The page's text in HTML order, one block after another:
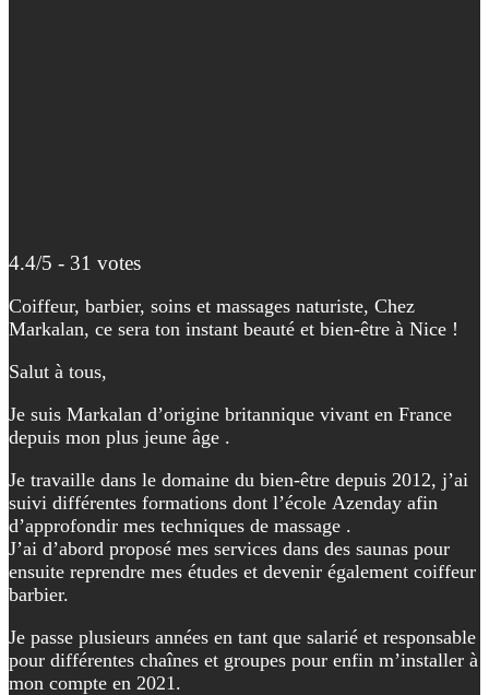
4.4/5 - 31 votes
Coiffeur, barbier, soins et massages naturiste, Chez
Markalan, ce sera ton instant beauté et bien-être à Nice !
Salut à tous,
Je suis Markalan d’origine britannique vivant en France
depuis mon plus jeune âge .
Je travaille dans le domaine du bien-être depuis 2012, j’ai
suivi différentes formations dont l’école Azenday afin
d’approfondir mes techniques de massage .
J’ai d’abord proposé mes services dans des saunas pour
ensuite reprendre mes études et devenir également coiffeur
barbier.
Je passe plusieurs années en tant que salarié et responsable
pour différentes chaînes et groupes pour enfin m’installer à
mon compte en 2021.